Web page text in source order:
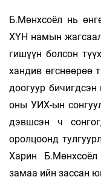
Б.Мөнхсоёл нь
ХҮН намын
гишүүн болсон
хандив өгс­нөөрөө
доо­гуур
оны УИХ-ын
дэвшсэн ч
оролцоонд
Харин
замаа ийн зассан